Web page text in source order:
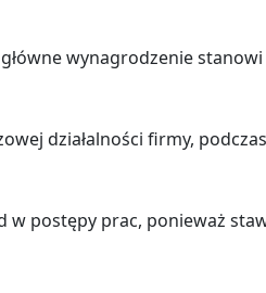
wynagrodzenie
działalności firmy,
postępy prac, ponieważ